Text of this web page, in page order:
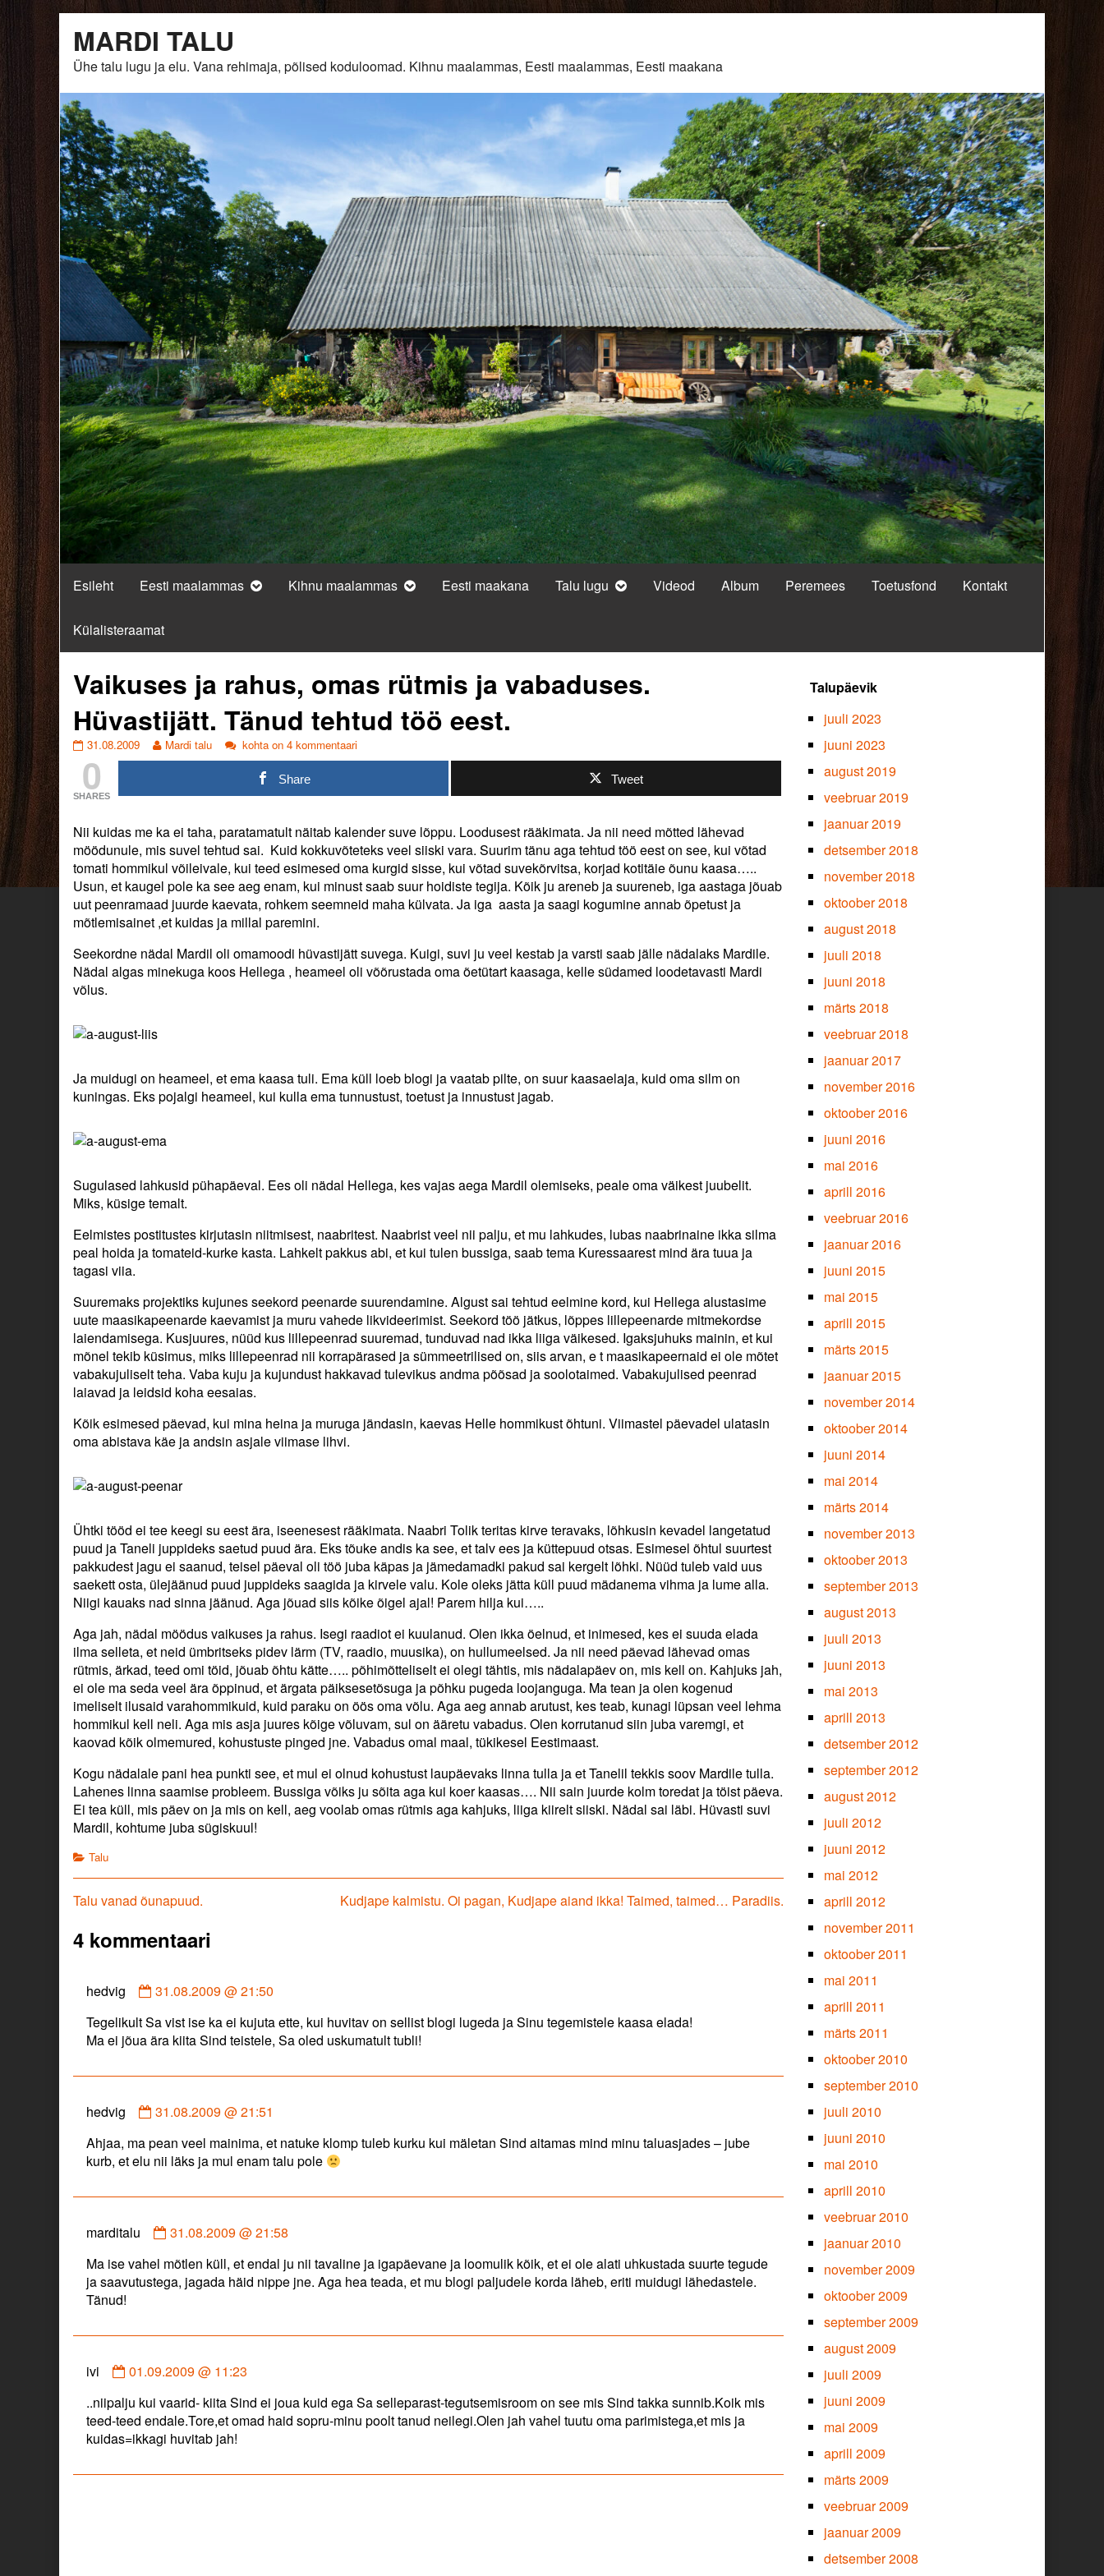
content
MARDI TALU
Ühe talu lugu ja elu. Vana rehimaja, põlised koduloomad. Kihnu maalammas, Eesti maalammas, Eesti maakana
Esileht Eesti maalammas Kihnu maalammas Eesti maakana Talu lugu Videod Album Peremees Toetusfond Kontakt
Külalisteraamat
Vaikuses ja rahus, omas rütmis ja vabaduses.
Hüvastijätt. Tänud tehtud töö eest.
Vaikuses
rahus,
omas
rütmis
vabaduses.
Hüvastijätt.
Tänud
tehtud
töö
eest.
published
31.08.2009
Read
more
of
Vaikuses
ja
rahus,
omas
rütmis
ja
vabaduses.
Hüvastijätt.
Tänud
tehtud
Mardi talu
Vaikuses
ja
rahus,
omas
vabaduses.
Hüvastijätt.
Tänud
tehtud
töö
eest.
kohta on 4 kommentaari
0
SHARES
Share Tweet
Nii kuidas me ka ei taha, paratamatult näitab kalender suve lõppu. Loodusest rääkimata. Ja nii need mõtted lähevad
möödunule, mis suvel tehtud sai. Kuid kokkuvõteteks veel siiski vara. Suurim tänu aga tehtud töö eest on see, kui võtad
tomati hommikul võileivale, kui teed esimesed oma kurgid sisse, kui võtad suvekõrvitsa, korjad kotitäie õunu kaasa…..
Usun, et kaugel pole ka see aeg enam, kui minust saab suur hoidiste tegija. Kõik ju areneb ja suureneb, iga aastaga jõuab
uut peenramaad juurde kaevata, rohkem seemneid maha külvata. Ja iga aasta ja saagi kogumine annab õpetust ja
mõtlemisainet ,et kuidas ja millal paremini.
Seekordne nädal Mardil oli omamoodi hüvastijätt suvega. Kuigi, suvi ju veel kestab ja varsti saab jälle nädalaks Mardile.
Nädal algas minekuga koos Hellega , heameel oli võõrustada oma õetütart kaasaga, kelle südamed loodetavasti Mardi
võlus.
Ja muidugi on heameel, et ema kaasa tuli. Ema küll loeb blogi ja vaatab pilte, on suur kaasaelaja, kuid oma silm on
kuningas. Eks pojalgi heameel, kui kulla ema tunnustust, toetust ja innustust jagab.
Sugulased lahkusid pühapäeval. Ees oli nädal Hellega, kes vajas aega Mardil olemiseks, peale oma väikest juubelit.
Miks, küsige temalt.
Eelmistes postitustes kirjutasin niitmisest, naabritest. Naabrist veel nii palju, et mu lahkudes, lubas naabrinaine ikka silma
peal hoida ja tomateid-kurke kasta. Lahkelt pakkus abi, et kui tulen bussiga, saab tema Kuressaarest mind ära tuua ja
tagasi viia.
Suuremaks projektiks kujunes seekord peenarde suurendamine. Algust sai tehtud eelmine kord, kui Hellega alustasime
uute maasikapeenarde kaevamist ja muru vahede likvideerimist. Seekord töö jätkus, lõppes lillepeenarde mitmekordse
laiendamisega. Kusjuures, nüüd kus lillepeenrad suuremad, tunduvad nad ikka liiga väikesed. Igaksjuhuks mainin, et kui
mõnel tekib küsimus, miks lillepeenrad nii korrapärased ja sümmeetrilised on, siis arvan, e t maasikapeernaid ei ole mõtet
vabakujuliselt teha. Vaba kuju ja kujundust hakkavad tulevikus andma põõsad ja soolotaimed. Vabakujulised peenrad
laiavad ja leidsid koha eesaias.
Kõik esimesed päevad, kui mina heina ja muruga jändasin, kaevas Helle hommikust õhtuni. Viimastel päevadel ulatasin
oma abistava käe ja andsin asjale viimase lihvi.
Ühtki tööd ei tee keegi su eest ära, iseenesest rääkimata. Naabri Tolik teritas kirve teravaks, lõhkusin kevadel langetatud
puud ja Taneli juppideks saetud puud ära. Eks tõuke andis ka see, et talv ees ja küttepuud otsas. Esimesel õhtul suurtest
pakkudest jagu ei saanud, teisel päeval oli töö juba käpas ja jämedamadki pakud sai kergelt lõhki. Nüüd tuleb vaid uus
saekett osta, ülejäänud puud juppideks saagida ja kirvele valu. Kole oleks jätta küll puud mädanema vihma ja lume alla.
Niigi kauaks nad sinna jäänud. Aga jõuad siis kõike õigel ajal! Parem hilja kui…..
Aga jah, nädal möödus vaikuses ja rahus. Isegi raadiot ei kuulanud. Olen ikka öelnud, et inimesed, kes ei suuda elada
ilma selleta, et neid ümbritseks pidev lärm (TV, raadio, muusika), on hullumeelsed. Ja nii need päevad lähevad omas
rütmis, ärkad, teed omi töid, jõuab õhtu kätte….. põhimõtteliselt ei olegi tähtis, mis nädalapäev on, mis kell on. Kahjuks jah,
ei ole ma seda veel ära õppinud, et ärgata päiksesetõsuga ja põhku pugeda loojanguga. Ma tean ja olen kogenud
imeliselt ilusaid varahommikuid, kuid paraku on öös oma võlu. Aga aeg annab arutust, kes teab, kunagi lüpsan veel lehma
hommikul kell neli. Aga mis asja juures kõige võluvam, sul on ääretu vabadus. Olen korrutanud siin juba varemgi, et
kaovad kõik olmemured, kohustuste pinged jne. Vabadus omal maal, tükikesel Eestimaast.
Kogu nädalale pani hea punkti see, et mul ei olnud kohustust laupäevaks linna tulla ja et Tanelil tekkis soov Mardile tulla.
Lahenes linna saamise probleem. Bussiga võiks ju sõita aga kui koer kaasas…. Nii sain juurde kolm toredat ja töist päeva.
Ei tea küll, mis päev on ja mis on kell, aeg voolab omas rütmis aga kahjuks, liiga kiirelt siiski. Nädal sai läbi. Hüvasti suvi
Mardil, kohtume juba sügiskuul!
Categories
Talu
Navigeerimine
Previous
Talu vanad õunapuud.
Next
Kudjape kalmistu. Oi pagan, Kudjape aiand ikka! Taimed, taimed… Paradiis.
4 kommentaari
hedvig
Comment
hedvig
published
31.08.2009 @ 21:50
Tegelikult Sa vist ise ka ei kujuta ette, kui huvitav on sellist blogi lugeda ja Sinu tegemistele kaasa elada!
Ma ei jõua ära kiita Sind teistele, Sa oled uskumatult tubli!
hedvig
Comment
hedvig
published
31.08.2009 @ 21:51
Ahjaa, ma pean veel mainima, et natuke klomp tuleb kurku kui mäletan Sind aitamas mind minu taluasjades – jube
kurb, et elu nii läks ja mul enam talu pole
marditalu
Comment
marditalu
published
31.08.2009 @ 21:58
Ma ise vahel mõtlen küll, et endal ju nii tavaline ja igapäevane ja loomulik kõik, et ei ole alati uhkustada suurte tegude
ja saavutustega, jagada häid nippe jne. Aga hea teada, et mu blogi paljudele korda läheb, eriti muidugi lähedastele.
Tänud!
ivi
Comment
ivi
published
on
01.09.2009 @ 11:23
..niipalju kui vaarid- kiita Sind ei joua kuid ega Sa selleparast-tegutsemisroom on see mis Sind takka sunnib.Koik mis
teed-teed endale.Tore,et omad haid sopru-minu poolt tanud neilegi.Olen jah vahel tuutu oma parimistega,et mis ja
kuidas=ikkagi huvitab jah!
Primary
Sidebar
Talupäevik
juuli 2023
juuni 2023
august 2019
veebruar 2019
jaanuar 2019
detsember 2018
november 2018
oktoober 2018
august 2018
juuli 2018
juuni 2018
märts 2018
veebruar 2018
jaanuar 2017
november 2016
oktoober 2016
juuni 2016
mai 2016
aprill 2016
veebruar 2016
jaanuar 2016
juuni 2015
mai 2015
aprill 2015
märts 2015
jaanuar 2015
november 2014
oktoober 2014
juuni 2014
mai 2014
märts 2014
november 2013
oktoober 2013
september 2013
august 2013
juuli 2013
juuni 2013
mai 2013
aprill 2013
detsember 2012
september 2012
august 2012
juuli 2012
juuni 2012
mai 2012
aprill 2012
november 2011
oktoober 2011
mai 2011
aprill 2011
märts 2011
oktoober 2010
september 2010
juuli 2010
juuni 2010
mai 2010
aprill 2010
veebruar 2010
jaanuar 2010
november 2009
oktoober 2009
september 2009
august 2009
juuli 2009
juuni 2009
mai 2009
aprill 2009
märts 2009
veebruar 2009
jaanuar 2009
detsember 2008